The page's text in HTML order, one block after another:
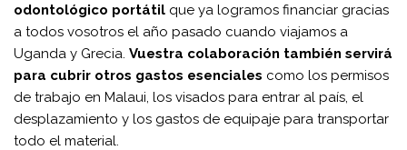
odontológico portátil que ya logramos financiar gracias
a todos vosotros el año pasado cuando viajamos a
Uganda y Grecia. Vuestra colaboración también servirá
para cubrir otros gastos esenciales como los permisos
de trabajo en Malaui, los visados para entrar al país, el
desplazamiento y los gastos de equipaje para transportar
todo el material.